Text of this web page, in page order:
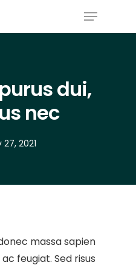
dui,
nec
2021
massa sapien
feugiat. Sed risus